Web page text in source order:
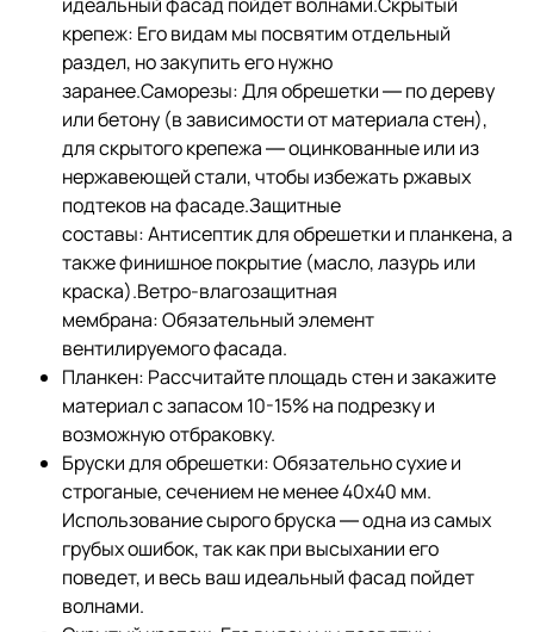
крепеж: Его видам мы посвятим отдельный
раздел, но закупить его нужно
заранее.Саморезы: Для обрешетки — по дереву
или бетону (в зависимости от материала стен),
для скрытого крепежа — оцинкованные или из
нержавеющей стали, чтобы избежать ржавых
подтеков на фасаде.Защитные
составы: Антисептик для обрешетки и планкена, а
также финишное покрытие (масло, лазурь или
краска).Ветро-влагозащитная
мембрана: Обязательный элемент
вентилируемого фасада.
Планкен: Рассчитайте площадь стен и закажите
материал с запасом 10-15% на подрезку и
возможную отбраковку.
Бруски для обрешетки: Обязательно сухие и
строганые, сечением не менее 40х40 мм.
Использование сырого бруска — одна из самых
грубых ошибок, так как при высыхании его
поведет, и весь ваш идеальный фасад пойдет
волнами.